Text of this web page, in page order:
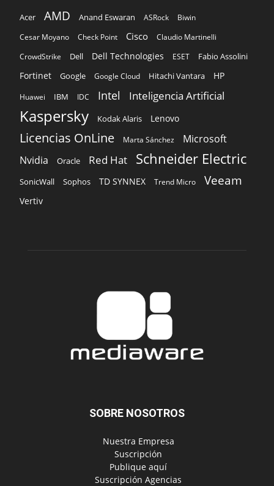
Acer AMD Anand Eswaran ASRock
Biwin
Cesar Moyano
Check Point Cisco
Claudio Martinelli
CrowdStrike
Dell Dell Technologies ESET Fabio Assolini
Fortinet Google Google Cloud Hitachi Vantara HP
Huawei IBM IDC Intel Inteligencia Artificial
Kaspersky Kodak Alaris Lenovo
Licencias OnLine Marta Sánchez
Microsoft
Nvidia
Oracle Red Hat Schneider Electric
SonicWall Sophos TD SYNNEX Trend Micro Veeam
Vertiv
SOBRE NOSOTROS
‎ Nuestra Empresa
‎ Suscripción
‎ Publique aquí
‎ Suscripción Agencias